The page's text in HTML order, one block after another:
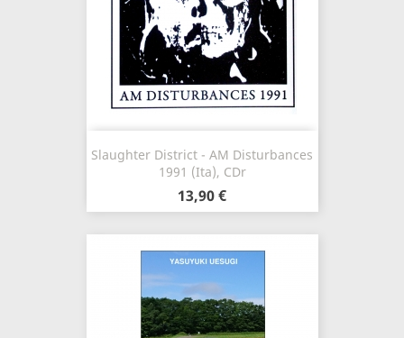
Slaughter District - AM Disturbances
1991 (Ita), CDr
13,90 €